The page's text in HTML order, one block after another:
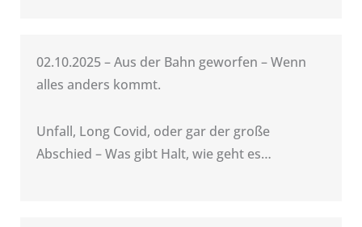
02.10.2025 – Aus der Bahn geworfen – Wenn
alles anders kommt.
Unfall, Long Covid, oder gar der große
Abschied – Was gibt Halt, wie geht es…